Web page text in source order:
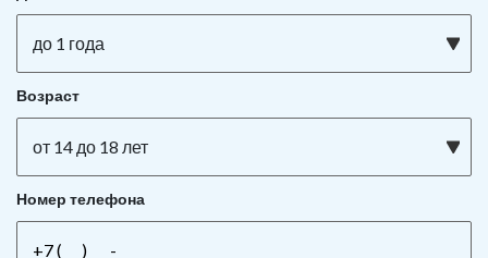
до 1 года
Возраст
от 14 до 18 лет
Номер телефона